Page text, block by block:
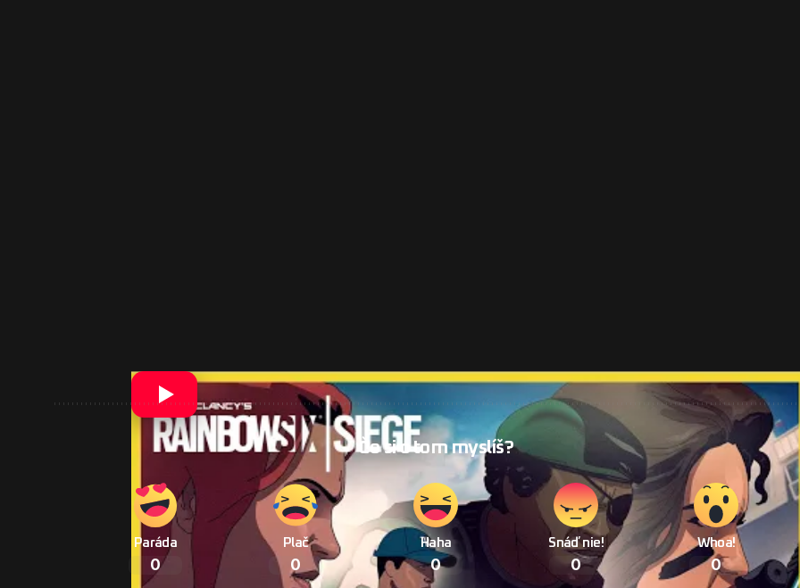
Čo si o tom myslíš?
Paráda
0
Plač
0
Haha
0
Snáď nie!
0
Whoa!
0